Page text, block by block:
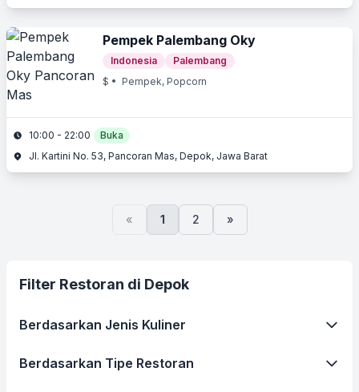
Pempek Palembang Oky
Indonesia
Palembang
$ • Pempek, Popcorn
10:00 - 22:00
Buka
Jl. Kartini No. 53, Pancoran Mas, Depok, Jawa Barat
« 1 2 »
Filter Restoran di Depok
Berdasarkan Jenis Kuliner
Berdasarkan Tipe Restoran